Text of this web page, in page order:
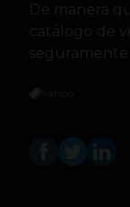
De manera
catálogo de
seguramente